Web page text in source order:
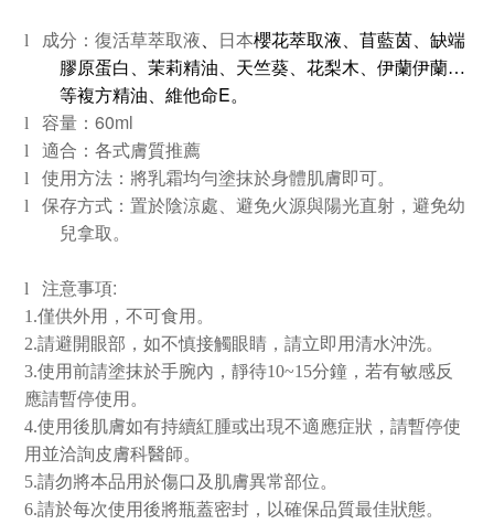
l 成分：復活草萃取液、 日本櫻花萃取液、苜藍茵、缺端
膠原蛋白、茉莉精油、天竺葵、花梨木、伊蘭伊蘭…
等複方精油、維他命E。
l
容量： 60ml
l
適合：各式膚質推薦
l
使用方法：將乳霜均勻塗抹於身體肌膚即可。
l
保存方式：置於陰涼處、避免火源與陽光直射，避免幼
兒拿取。
l 注意事項:
1.僅供外用，不可食用。
2.請避開眼部，如不慎接觸眼睛，請立即用清水沖洗。
3.使用前請塗抹於手腕內，靜待10~15分鐘，若有敏感反
應請暫停使用。
4.使用後肌膚如有持續紅腫或出現不適應症狀，請暫停使
用並洽詢皮膚科醫師。
5.請勿將本品用於傷口及肌膚異常部位。
6.請於每次使用後將瓶蓋密封，以確保品質最佳狀態。